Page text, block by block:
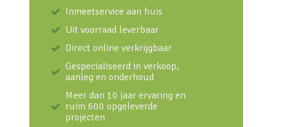
Inmeetservice aan huis
Uit voorraad leverbaar
Direct online verkrijgbaar
Gespecialiseerd in verkoop,
aanleg en onderhoud
Meer dan 10 jaar ervaring en
ruim 600 opgeleverde
projecten